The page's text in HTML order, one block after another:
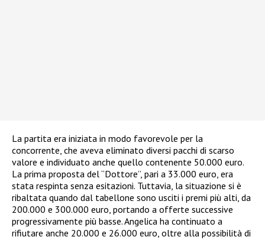
La partita era iniziata in modo favorevole per la
concorrente, che aveva eliminato diversi pacchi di scarso
valore e individuato anche quello contenente 50.000 euro.
La prima proposta del “Dottore”, pari a 33.000 euro, era
stata respinta senza esitazioni. Tuttavia, la situazione si è
ribaltata quando dal tabellone sono usciti i premi più alti, da
200.000 e 300.000 euro, portando a offerte successive
progressivamente più basse. Angelica ha continuato a
rifiutare anche 20.000 e 26.000 euro, oltre alla possibilità di